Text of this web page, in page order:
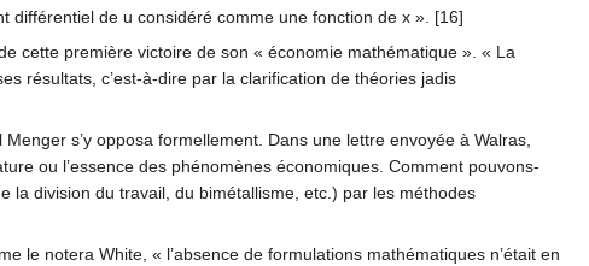
différentiel de u considéré comme une fonction de x ». [16]
cette première victoire de son « économie mathématique ». « La
résultats, c’est-à-dire par la clarification de théories jadis
s’y opposa formellement. Dans une lettre envoyée à Walras,
ou l’essence des phénomènes économiques. Comment pouvons-
la division du travail, du bimétallisme, etc.) par les méthodes
le notera White, « l’absence de formulations mathématiques n’était en